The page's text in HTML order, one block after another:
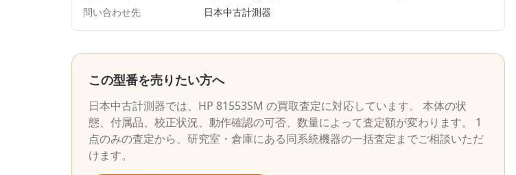
問い合わせ先
日本中古計測器
この型番を売りたい方へ
日本中古計測器では、 HP 81553SM の買取査定に対応しています。 本体の状
態、付属品、校正状況、動作確認の可否、数量によって査定額が変わります。 1
点のみの査定から、研究室・倉庫にある同系統機器の一括査定までご相談いただ
けます。